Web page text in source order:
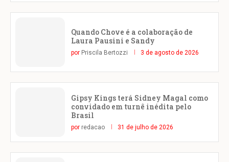
Quando Chove é a colaboração de
Laura Pausini e Sandy
por Priscila Bertozzi 3 de agosto de 2026
Gipsy Kings terá Sidney Magal como
convidado em turnê inédita pelo
Brasil
por redacao 31 de julho de 2026